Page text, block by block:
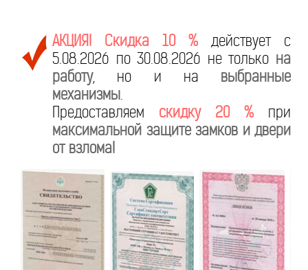
АКЦИЯ! Скидка 10 % действует с
5.08.2026 по 30.08.2026 не только на
работу, но и на выбранные
механизмы.
Предоставляем скидку 20 % при
максимальной защите замков и двери
от взлома!